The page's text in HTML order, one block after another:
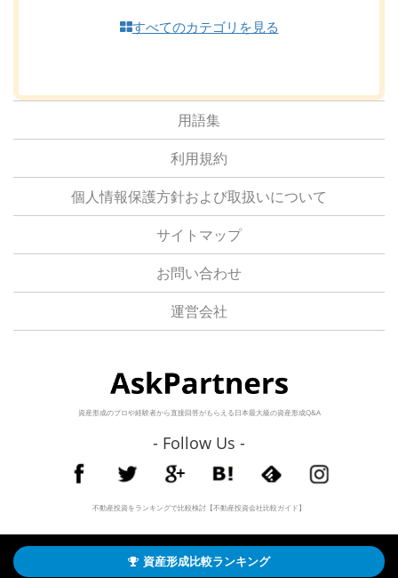
すべてのカテゴリを見る
資産形成比較ランキング
用語集
利用規約
個人情報保護方針および取扱いについて
サイトマップ
お問い合わせ
運営会社
資産形成のプロや経験者から直接回答がもらえる日本最大級の資産形成Q&A
- Follow Us -
不動産投資をランキングで比較検討【不動産投資会社比較ガイド】
©2026 All Right Reserved.